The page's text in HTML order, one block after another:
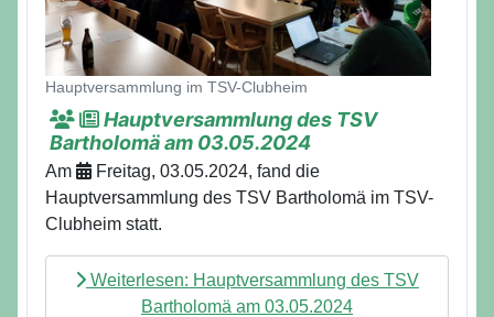
Hauptversammlung im TSV-Clubheim
Hauptversammlung des TSV
Bartholomä am 03.05.2024
Am
Freitag, 03.05.2024, fand die
Hauptversammlung des TSV Bartholomä im TSV-
Clubheim statt.
Weiterlesen: Hauptversammlung des TSV
Bartholomä am 03.05.2024